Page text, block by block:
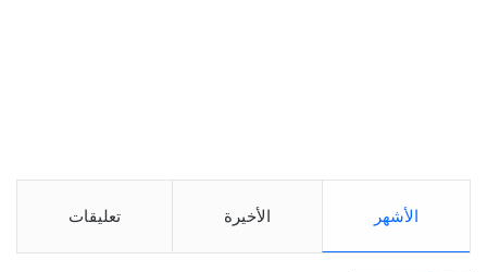
الأشهر الأخيرة تعليقات